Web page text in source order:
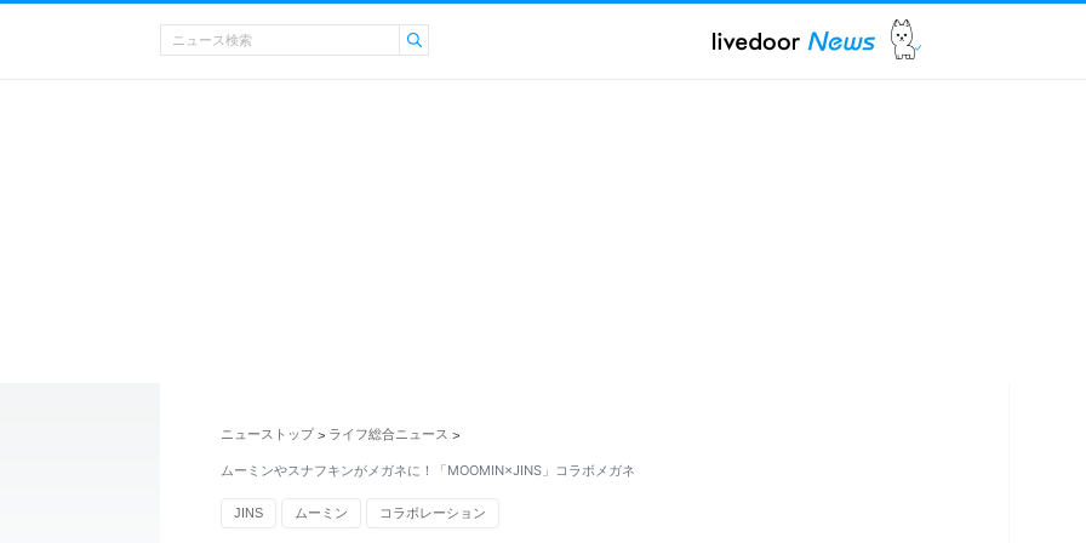
ニューストップ > ライフ総合ニュース >
ムーミンやスナフキンがメガネに！「MOOMIN×JINS」コラボメガネ
JINS ムーミン コラボレーション